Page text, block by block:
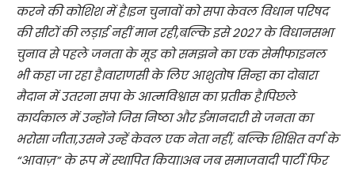
करने की कोशिश में है।इन चुनावों को सपा केवल विधान परिषद
की सीटों की लड़ाई नहीं मान रही,बल्कि इसे 2027 के विधानसभा
चुनाव से पहले जनता के मूड को समझने का एक सेमीफाइनल
भी कहा जा रहा है।वाराणसी के लिए आशुतोष सिन्हा का दोबारा
मैदान में उतरना सपा के आत्मविश्वास का प्रतीक है।पिछले
कार्यकाल में उन्होंने जिस निष्ठा और ईमानदारी से जनता का
भरोसा जीता,उसने उन्हें केवल एक नेता नहीं, बल्कि शिक्षित वर्ग के
“आवाज़” के रूप में स्थापित किया।अब जब समाजवादी पार्टी फिर